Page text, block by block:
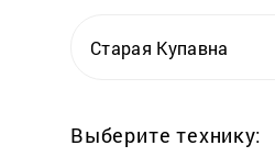
Gastrorag
Старая Купавна
Выберите технику: